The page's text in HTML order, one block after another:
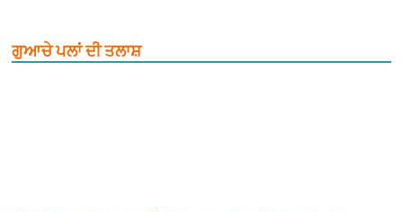
ਗੁਆਚੇ ਪਲਾਂ ਦੀ ਤਲਾਸ਼